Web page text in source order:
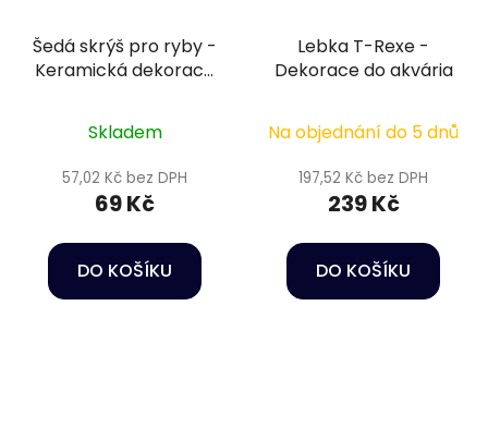
Šedá skrýš pro ryby -
Keramická dekorace
Skladem
57,02 Kč bez DPH
69 Kč
DO KOŠÍKU
Lebka T-Rexe -
Dekorace do akvária
Na objednání do 5 dnů
197,52 Kč bez DPH
239 Kč
DO KOŠÍKU